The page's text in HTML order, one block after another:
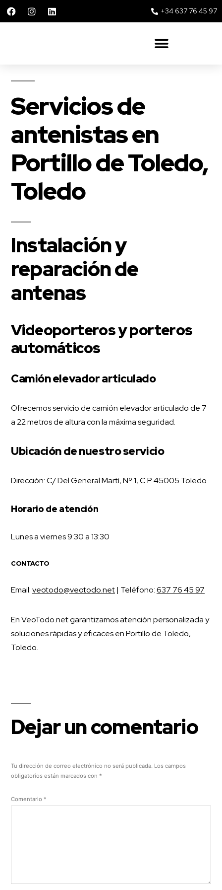
+34 637 76 45 97
Servicios de
antenistas en
Portillo de Toledo,
Toledo
Instalación y
reparación de
antenas
Videoporteros y porteros
automáticos
Camión elevador articulado
Ofrecemos servicio de camión elevador articulado de 7
a 22 metros de altura con la máxima seguridad.
Ubicación de nuestro servicio
Dirección: C/ Del General Martí, Nº 1, C.P. 45005 Toledo
Horario de atención
Lunes a viernes 9:30 a 13:30
CONTACTO
Email:veotodo@veotodo.net| Teléfono:637 76 45 97
En VeoTodo.net garantizamos atención personalizada y
soluciones rápidas y eficaces en Portillo de Toledo,
Toledo.
Dejar un comentario
Tu dirección de correo electrónico no será publicada. Los campos
obligatorios están marcados con *
Comentario *